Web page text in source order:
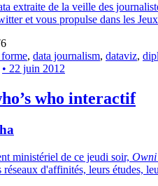
extraite de la veille des
et vous propulse dans les
forme, data journalism, dataviz,
• 22 juin 2012
who interactif
ministériel de ce jeudi soir, Owni
d'affinités, leurs études,